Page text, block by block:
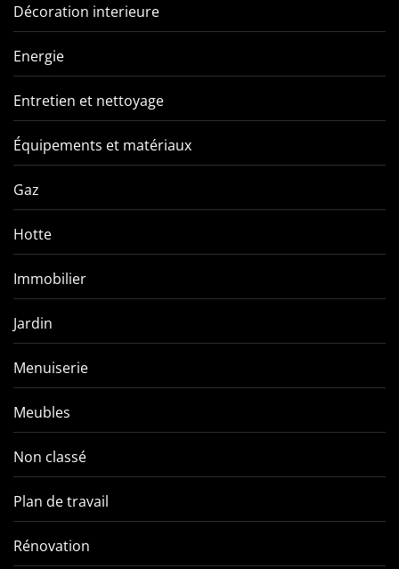
Décoration interieure
Energie
Entretien et nettoyage
Équipements et matériaux
Gaz
Hotte
Immobilier
Jardin
Menuiserie
Meubles
Non classé
Plan de travail
Rénovation